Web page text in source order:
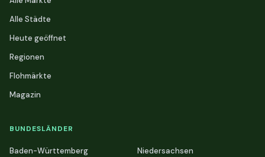
Alle Städte
Heute geöffnet
Regionen
Flohmärkte
Magazin
BUNDESLÄNDER
Baden-Württemberg
Niedersachsen